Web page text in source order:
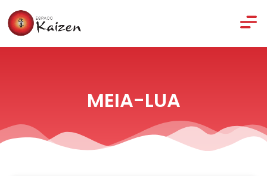
MEIA-LUA